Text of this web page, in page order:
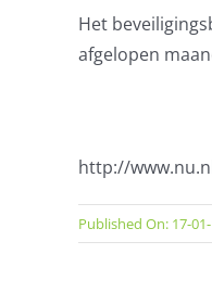
Het
afgelopen
http://
Published On: 17-01-